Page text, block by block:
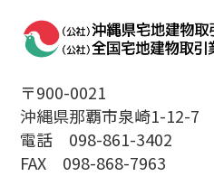
〒900-0021
沖縄県那覇市泉崎1-12-7
電話 098-861-3402
FAX 098-868-7963